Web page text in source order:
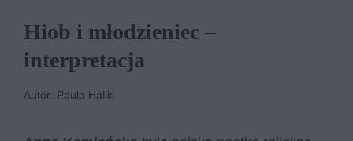
Hiob i młodzieniec –
interpretacja
Autor: Paula Halik